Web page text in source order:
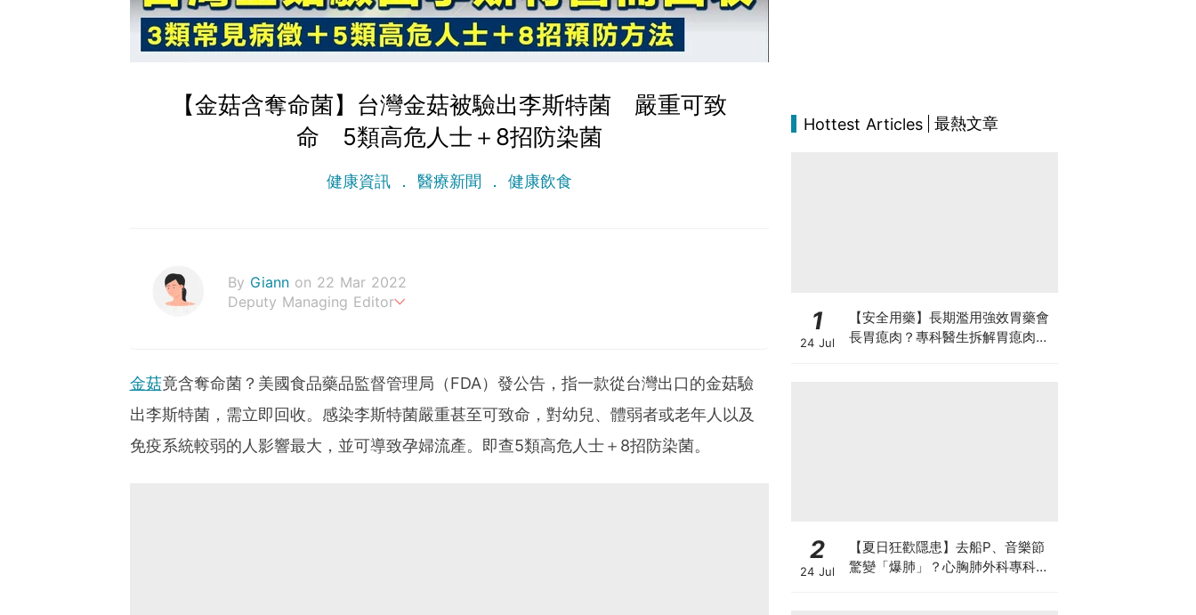
【金菇含奪命菌】台灣金菇被驗出李斯特菌 嚴重可致
命 5類高危人士＋8招防染菌
健康資訊 醫療新聞 健康飲食
By Giann on 22 Mar 2022
Deputy Managing Editor
金菇竟含奪命菌？美國食品藥品監督管理局（FDA）發公告，指一款從台灣出口的金菇驗
出李斯特菌，需立即回收。感染李斯特菌嚴重甚至可致命，對幼兒、體弱者或老年人以及
免疫系統較弱的人影響最大，並可導致孕婦流產。即查5類高危人士＋8招防染菌。
Hottest Articles 最熱文章
1
24 Jul
【安全用藥】長期濫用強效胃藥會
長胃瘜肉？專科醫生拆解胃瘜肉癌
2
24 Jul
【夏日狂歡隱患】去船P、音樂節
驚變「爆肺」？心胸肺外科專科醫